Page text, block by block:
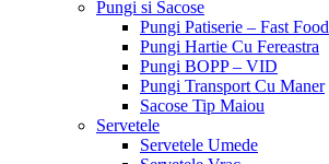
Pungi si Sacose
Pungi Patiserie – Fast Food
Pungi Hartie Cu Fereastra
Pungi BOPP – VID
Pungi Transport Cu Maner
Sacose Tip Maiou
Servetele
Servetele Umede